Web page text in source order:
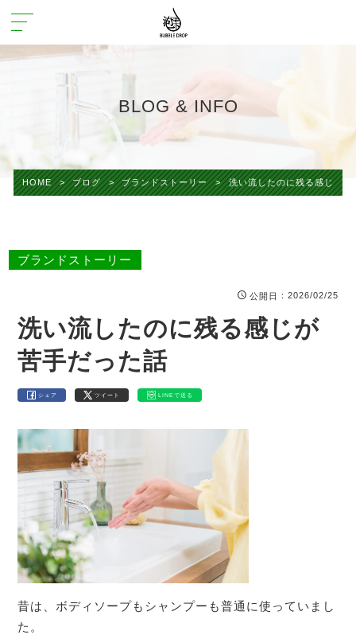
BLOG & INFO
HOME > ブログ > ブランドストーリー > 洗い流したのに残る感じが苦
ブランドストーリー
公開日 ：2026/02/25
洗い流したのに残る感じが
苦手だった話
シェア ツイート LINEで送る
昔は、ボディソープもシャンプーも普通に使っていまし
た。